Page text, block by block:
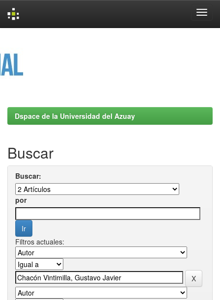
Dspace de la Universidad del Azuay
Buscar
Buscar:
por
Filtros actuales: